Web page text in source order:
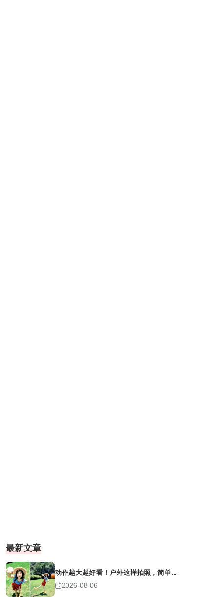
最新文章
动作越大越好看！户外这样拍照，简单...
2026-08-06